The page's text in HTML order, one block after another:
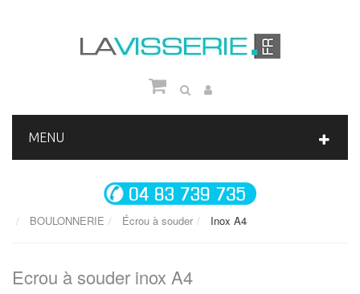
MENU
BOULONNERIE Écrou à souder Inox A4
Ecrou à souder inox A4